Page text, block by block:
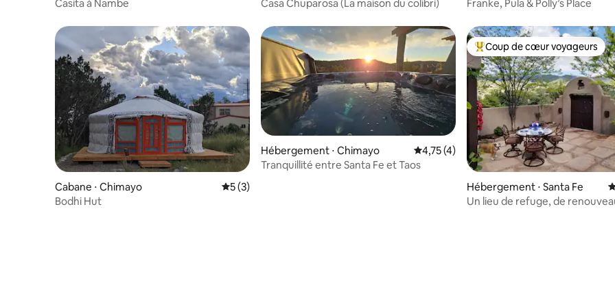
Casita à Nambe
Casa Chuparosa (La maison du colibri)
Franke, Pula & Polly’s Place
Cabane ⋅ Chimayo Évaluation moyenne sur la base de 3 commentaires : 5 sur 5
5 (3)
Bodhi Hut
Hébergement ⋅ Chimayo Évaluation moyenne sur la base de 4
4,75 (4)
Tranquillité entre Santa Fe et Taos
Coups de cœur voyageurs les
Coup de cœur voyageurs
Hébergement ⋅ Santa Fe
Un lieu de refuge, de